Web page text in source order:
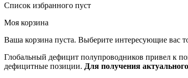
Список избранного пуст
Моя корзина
Ваша корзина пуста. Выберите интересующие вас
Глобальный дефицит полупроводников привел к
дефицитные позиции. Для получения